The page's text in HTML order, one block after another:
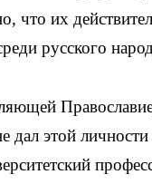
что их
русского
этой